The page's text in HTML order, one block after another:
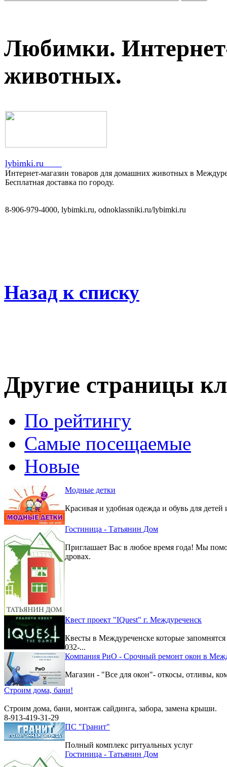
Любимки.
животных.
lybimki.ru
Интернет-магазин товаров для домашних животных в
Бесплатная доставка по городу.
8-906-979-4000, lybimki.ru, odnoklassniki.ru/lybimki.ru
Назад к списку
Другие страницы
По рейтингу
Самые посещаемые
Новые
Модные детки
Красивая и удобная одежда и обувь для детей
Гостиница - Татьянин Дом
Приглашает Вас в любое время года! Мы
дровах.
Квест проект "IQuest" г. Междуреченск
Квесты в Междуреченске которые
032-...
Компания РиО - Срочный ремонт окон в
Магазин - "Все для окон"- откосы, отливы,
Строим дома, бани!
Строим дома, бани, монтаж сайдинга, забора, замена крыши.
8-913-419-31-29
ПС "Гранит"
Полный комплекс ритуальных услуг
Гостиница - Татьянин Дом